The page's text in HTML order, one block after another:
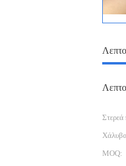
Στερεά
MOQ: